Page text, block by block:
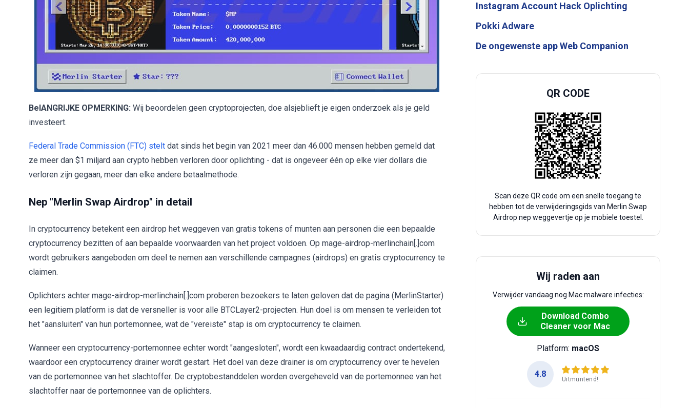
BelANGRIJKE OPMERKING: Wij beoordelen geen cryptoprojecten, doe alsjeblieft je eigen onderzoek als je geld
investeert.
Federal Trade Commission (FTC) stelt dat sinds het begin van 2021 meer dan 46.000 mensen hebben gemeld dat
ze meer dan $1 miljard aan crypto hebben verloren door oplichting - dat is ongeveer één op elke vier dollars die
verloren zijn gegaan, meer dan elke andere betaalmethode.
Nep "Merlin Swap Airdrop" in detail
In cryptocurrency betekent een airdrop het weggeven van gratis tokens of munten aan personen die een bepaalde
cryptocurrency bezitten of aan bepaalde voorwaarden van het project voldoen. Op mage-airdrop-merlinchain[.]com
wordt gebruikers aangeboden om deel te nemen aan verschillende campagnes (airdrops) en gratis cryptocurrency te
claimen.
Oplichters achter mage-airdrop-merlinchain[.]com proberen bezoekers te laten geloven dat de pagina (MerlinStarter)
een legitiem platform is dat de versneller is voor alle BTCLayer2-projecten. Hun doel is om mensen te verleiden tot
het "aansluiten" van hun portemonnee, wat de "vereiste" stap is om cryptocurrency te claimen.
Wanneer een cryptocurrency-portemonnee echter wordt "aangesloten", wordt een kwaadaardig contract ondertekend,
waardoor een cryptocurrency drainer wordt gestart. Het doel van deze drainer is om cryptocurrency over te hevelen
van de portemonnee van het slachtoffer. De cryptobestanddelen worden overgeheveld van de portemonnee van het
slachtoffer naar de portemonnee van de oplichters.
Instagram Account Hack Oplichting
Pokki Adware
De ongewenste app Web Companion
QR CODE
Scan deze QR code om een snelle toegang te
hebben tot de verwijderingsgids van Merlin Swap
Airdrop nep weggevertje op je mobiele toestel.
Wij raden aan
Verwijder vandaag nog Mac malware infecties:
Download Combo
Cleaner voor Mac
Platform: macOS
4.8
Uitmuntend!